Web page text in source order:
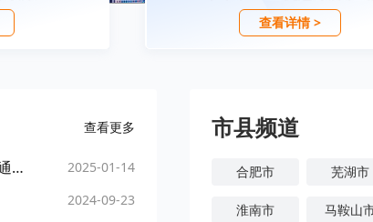
查看详情 >
查看更多
【上级政策解读】《安徽省人民政府关于印发〈安徽省制造业优质企业成长计划〉的通知》政策解读 2025-01-14
2024-09-23
市县频道
合肥市 芜湖市
淮南市 马鞍山